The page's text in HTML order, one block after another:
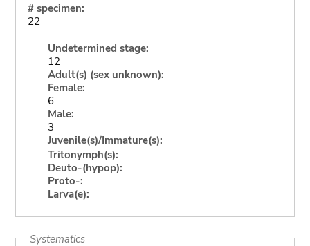
# specimen:
22
Undetermined stage:
12
Adult(s) (sex unknown):
Female:
6
Male:
3
Juvenile(s)/Immature(s):
Tritonymph(s):
Deuto-(hypop):
Proto-:
Larva(e):
Systematics